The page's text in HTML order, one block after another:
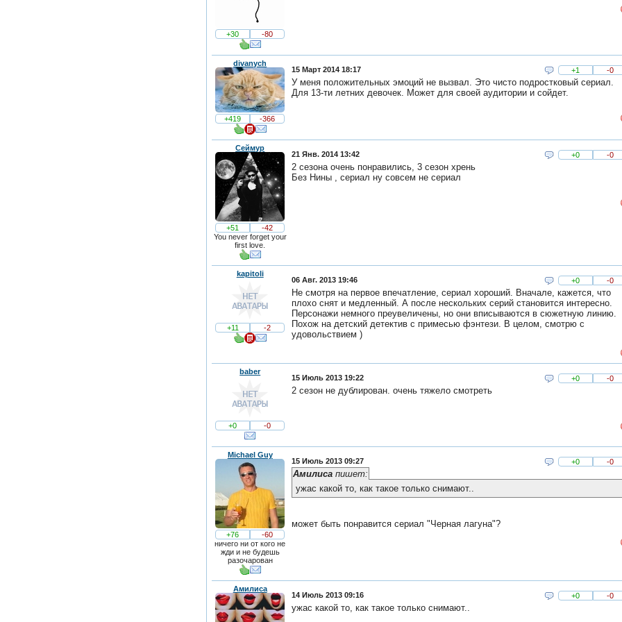
+30 -80
divanych
+419 -366
15 Март 2014 18:17 +1 -0
У меня положительных эмоций не вызвал. Это чисто подростковый сериал.
Для 13-ти летних девочек. Может для своей аудитории и сойдет.
Сеймур
+51
-42
You never forget your
first love.
21 Янв. 2014 13:42 +0 -0
2 сезона очень понравились, 3 сезон хрень
Без Нины , сериал ну совсем не сериал
kapitoli
+11 -2
06 Авг. 2013 19:46 +0 -0
Не смотря на первое впечатление, сериал хороший. Вначале, кажется, что
плохо снят и медленный. А после нескольких серий становится интересно.
Персонажи немного преувеличены, но они вписываются в сюжетную линию.
Похож на детский детектив с примесью фэнтези. В целом, смотрю с
удовольствием )
baber
+0 -0
15 Июль 2013 19:22 +0 -0
2 сезон не дублирован. очень тяжело смотреть
Michael Guy
+76
-60
ничего ни от кого не
жди и не будешь
разочарован
15 Июль 2013 09:27 +0 -0
Амилисапишет:
ужас какой то, как такое только снимают..
может быть понравится сериал "Черная лагуна"?
Амилиса
14 Июль 2013 09:16 +0 -0
ужас какой то, как такое только снимают..